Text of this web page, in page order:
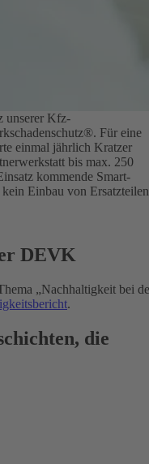
unserer Kfz-
Für eine
einmal jährlich Kratzer
bis max. 250
kommende Smart-
Einbau von Ersatzteilen
DEVK
„Nachhaltigkeit bei
.
die